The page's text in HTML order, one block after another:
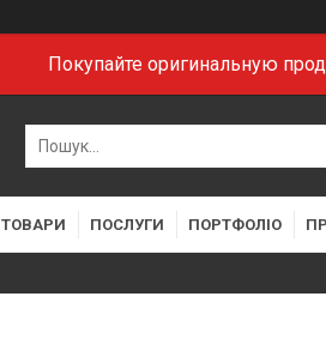
Покупайте оригинальную
ТОВАРИ ПОСЛУГИ ПОРТФОЛІО